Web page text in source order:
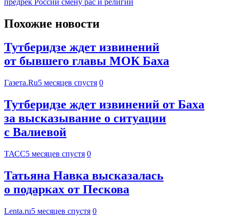
Похожие новости
Тутберидзе ждет извинений
от бывшего главы МОК Баха
Газета.Ru5 месяцев спустя 0
Тутберидзе ждет извинений от Баха
за высказывание о ситуации
с Валиевой
ТАСС5 месяцев спустя 0
Татьяна Навка высказалась
о подарках от Пескова
Lenta.ru5 месяцев спустя 0